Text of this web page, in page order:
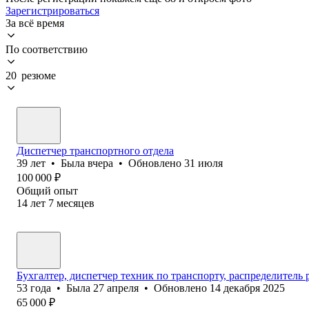
Зарегистрироваться
За всё время
По соответствию
20 резюме
Диспетчер транспортного отдела
39 лет • Была вчера • Обновлено 31 июля
100 000 ₽
Общий опыт
14 лет 7 месяцев
Бухгалтер, диспетчер техник по транспорту, распределитель
53 года • Была 27 апреля • Обновлено 14 декабря 2025
65 000 ₽